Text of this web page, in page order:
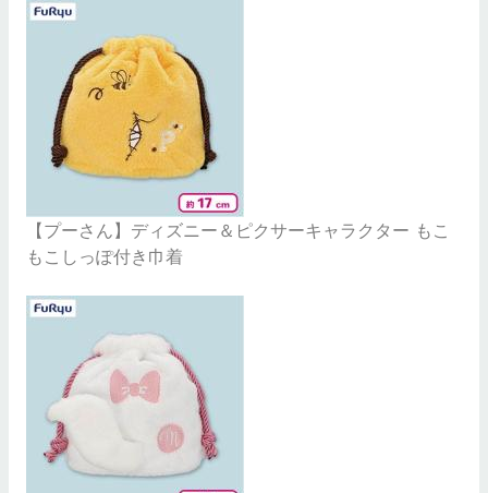
【プーさん】ディズニー＆ピクサーキャラクター もこ
もこしっぽ付き巾着